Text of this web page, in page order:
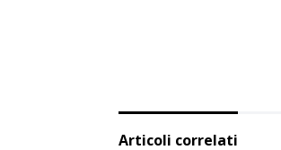
Articoli correlati